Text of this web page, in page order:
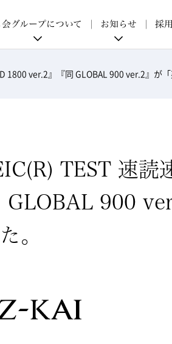
会グループについて お知らせ 採
1800 ver.2』『同 GLOBAL 900 ver.2』
TEST 速読
900
。